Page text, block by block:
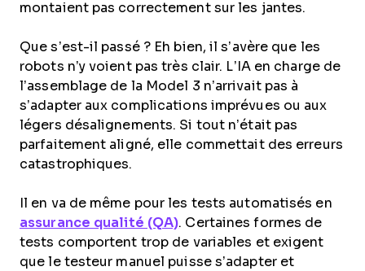
montaient pas correctement sur les jantes.
Que s’est-il passé ? Eh bien, il s’avère que les
robots n’y voient pas très clair. L’IA en charge de
l’assemblage de la Model 3 n’arrivait pas à
s’adapter aux complications imprévues ou aux
légers désalignements. Si tout n’était pas
parfaitement aligné, elle commettait des erreurs
catastrophiques.
Il en va de même pour les tests automatisés en
assurance qualité (QA). Certaines formes de
tests comportent trop de variables et exigent
que le testeur manuel puisse s’adapter et